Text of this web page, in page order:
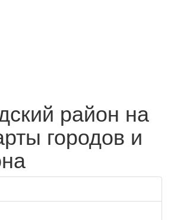
район на
городов и